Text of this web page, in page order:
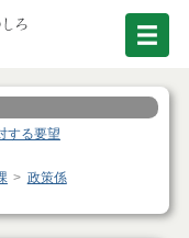
する要望
政策係